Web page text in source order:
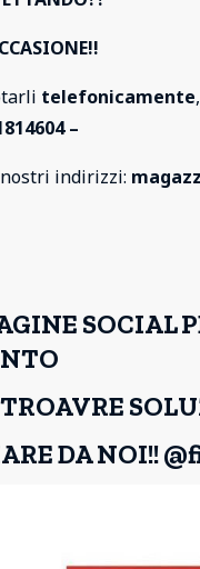
telefonicamente
–
indirizzi:
SOCIAL
DA NOI!!